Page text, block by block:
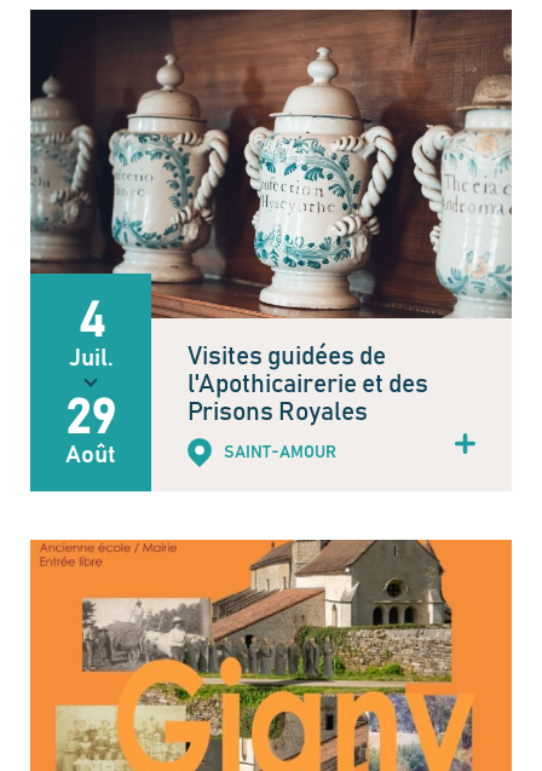
4
Juil.
29
Août
Visites guidées de
l'Apothicairerie et des
Prisons Royales
SAINT-AMOUR